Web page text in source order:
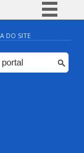
BR
DO SITE